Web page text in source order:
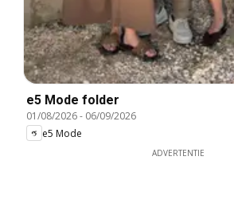
e5 Mode folder
01/08/2026- 06/09/2026
e5 Mode
ADVERTENTIE